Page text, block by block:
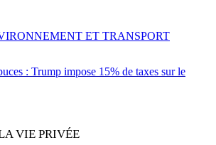
: Trump impose 15% de taxes sur le
ET TRANSPORT
VIE PRIVÉE